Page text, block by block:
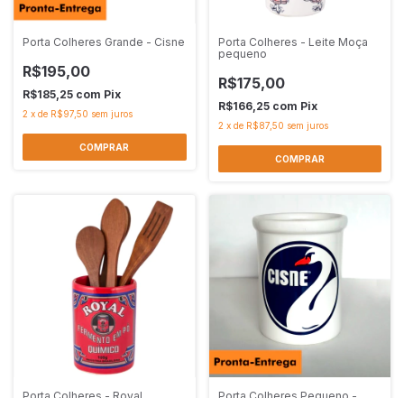
Porta Colheres Grande - Cisne
R$195,00
R$185,25 com Pix
2 x de R$97,50 sem juros
Porta Colheres - Leite Moça
pequeno
R$175,00
R$166,25 com Pix
2 x de R$87,50 sem juros
Porta Colheres - Royal
Porta Colheres Pequeno -